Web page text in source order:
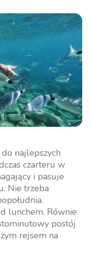
najlepszych
czarteru w
i pasuje
Nie trzeba
lunchem. Równie
postój
rejsem na